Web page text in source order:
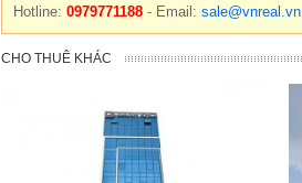
Hotline: 0979771188 - Email: sale@vnreal.vn
CHO THUÊ KHÁC